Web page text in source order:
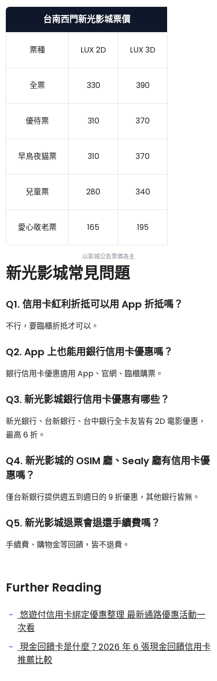
台南西門新光影城票價
票種 LUX 2D LUX 3D
全票 330 390
優待票 310 370
早鳥夜貓票 310 370
兒童票 280 340
愛心敬老票 165 195
以影城公告票價為主
新光影城常見問題
Q1. 信用卡紅利折抵可以用 App 折抵嗎？
不行，要臨櫃折抵才可以。
Q2. App 上也能用銀行信用卡優惠嗎？
銀行信用卡優惠適用 App、官網、臨櫃購票。
Q3. 新光影城銀行信用卡優惠有哪些？
新光銀行、台新銀行、台中銀行全卡友皆有 2D 電影優惠，
最高 6 折。
Q4. 新光影城的 OSIM 廳、Sealy 廳有信用卡優
惠嗎？
僅台新銀行提供週五到週日的 9 折優惠，其他銀行皆無。
Q5. 新光影城退票會退還手續費嗎？
手續費、購物金等回饋，皆不退費。
Further Reading
悠遊付信用卡綁定優惠整理 最新通路優惠活動一
次看
現金回饋卡是什麼？2026 年 6 張現金回饋信用卡
推薦比較